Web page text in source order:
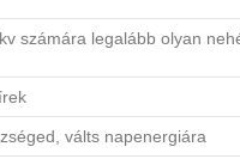
számára legalább olyan
válts napenergiára